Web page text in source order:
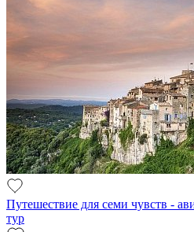
Путешествие для семи чувств -
тур